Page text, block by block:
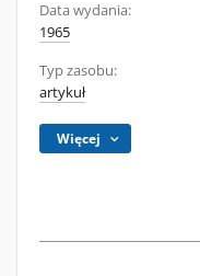
Data wydania:
1965
Typ zasobu:
artykuł
Więcej